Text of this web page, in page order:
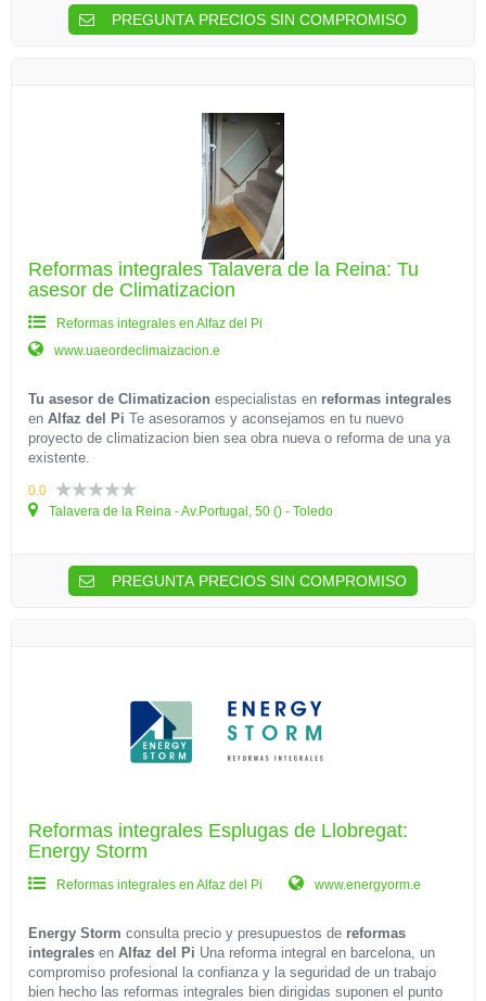
PREGUNTA PRECIOS SIN COMPROMISO
Reformas integrales Talavera de la Reina: Tu
asesor de Climatizacion
Reformas integrales en Alfaz del Pi
www.uaeordeclimaizacion.e
Tu asesor de Climatizacion especialistas en reformas integrales
en Alfaz del Pi Te asesoramos y aconsejamos en tu nuevo
proyecto de climatizacion bien sea obra nueva o reforma de una ya
existente.
0.0
Talavera de la Reina - Av.Portugal, 50 () - Toledo
PREGUNTA PRECIOS SIN COMPROMISO
Reformas integrales Esplugas de Llobregat:
Energy Storm
Reformas integrales en Alfaz del Pi www.energyorm.e
Energy Storm consulta precio y presupuestos de reformas
integrales en Alfaz del Pi Una reforma integral en barcelona, un
compromiso profesional la confianza y la seguridad de un trabajo
bien hecho las reformas integrales bien dirigidas suponen el punto